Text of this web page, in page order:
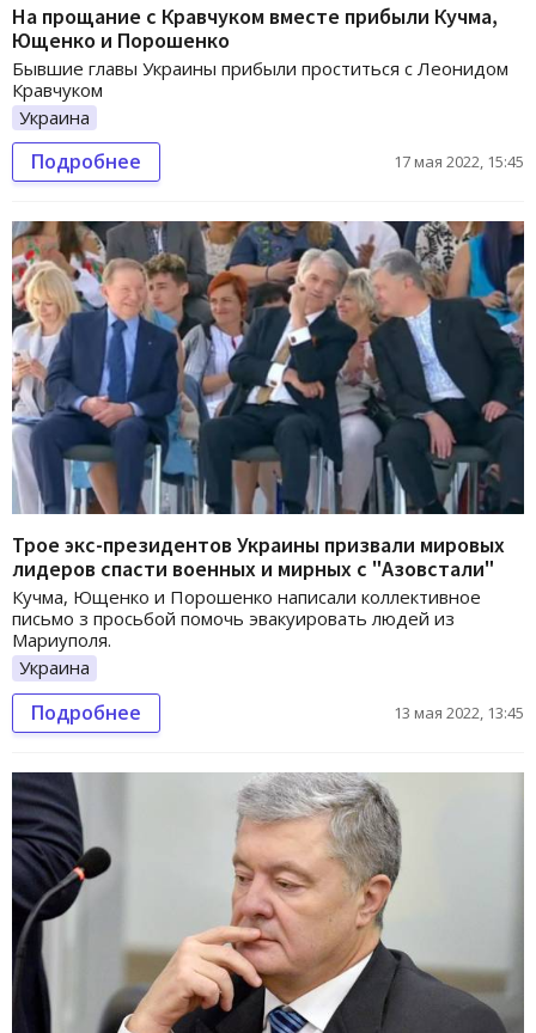
На прощание с Кравчуком вместе прибыли Кучма,
Ющенко и Порошенко
Бывшие главы Украины прибыли проститься с Леонидом
Кравчуком
Украина
Подробнее 17 мая 2022, 15:45
Трое экс-президентов Украины призвали мировых
лидеров спасти военных и мирных с "Азовстали"
Кучма, Ющенко и Порошенко написали коллективное
письмо з просьбой помочь эвакуировать людей из
Мариуполя.
Украина
Подробнее 13 мая 2022, 13:45